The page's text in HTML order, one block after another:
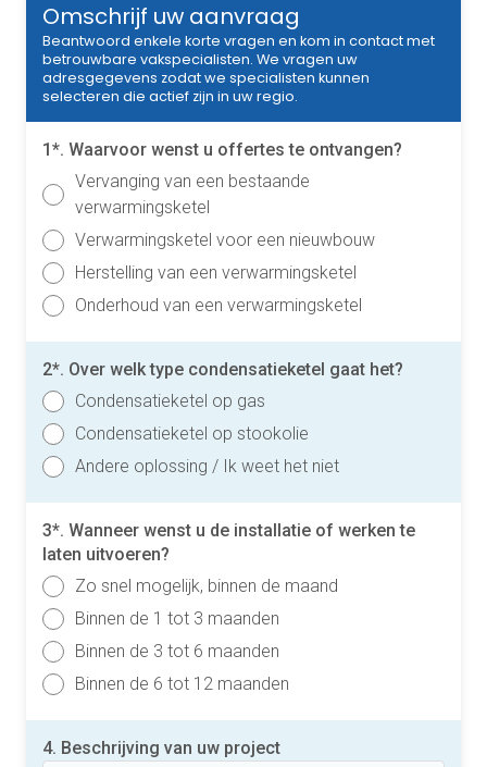
Omschrijf uw aanvraag
Beantwoord enkele korte vragen en kom in contact met
betrouwbare vakspecialisten. We vragen uw
adresgegevens zodat we specialisten kunnen
selecteren die actief zijn in uw regio.
1*. Waarvoor wenst u offertes te ontvangen?
Vervanging van een bestaande
verwarmingsketel
Verwarmingsketel voor een nieuwbouw
Herstelling van een verwarmingsketel
Onderhoud van een verwarmingsketel
2*. Over welk type condensatieketel gaat het?
Condensatieketel op gas
Condensatieketel op stookolie
Andere oplossing / Ik weet het niet
3*. Wanneer wenst u de installatie of werken te
laten uitvoeren?
Zo snel mogelijk, binnen de maand
Binnen de 1 tot 3 maanden
Binnen de 3 tot 6 maanden
Binnen de 6 tot 12 maanden
4. Beschrijving van uw project